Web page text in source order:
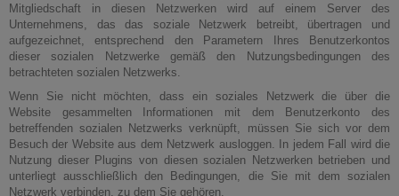
Mitgliedschaft in diesen Netzwerken wird auf einem Server des
Unternehmens, das das soziale Netzwerk betreibt, übertragen und
aufgezeichnet, entsprechend den Parametern Ihres Benutzerkontos
dieser sozialen Netzwerke gemäß den Nutzungsbedingungen des
betrachteten sozialen Netzwerks.
Wenn Sie nicht möchten, dass ein soziales Netzwerk die über die
Website gesammelten Informationen mit dem Benutzerkonto des
betreffenden sozialen Netzwerks verknüpft, müssen Sie sich vor dem
Besuch der Website aus dem Netzwerk ausloggen. In jedem Fall wird die
Nutzung dieser Plugins von diesen sozialen Netzwerken betrieben und
unterliegt ausschließlich den Bedingungen, die Sie mit dem sozialen
Netzwerk verbinden, zu dem Sie gehören.